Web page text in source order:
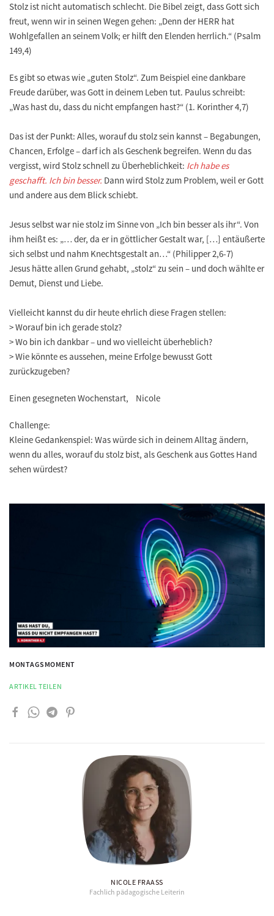
Stolz ist nicht automatisch schlecht. Die Bibel zeigt, dass Gott sich
freut, wenn wir in seinen Wegen gehen: „Denn der HERR hat
Wohlgefallen an seinem Volk; er hilft den Elenden herrlich.“ (Psalm
149,4)
Es gibt so etwas wie „guten Stolz“. Zum Beispiel eine dankbare
Freude darüber, was Gott in deinem Leben tut. Paulus schreibt:
„Was hast du, dass du nicht empfangen hast?“ (1. Korinther 4,7)
Das ist der Punkt: Alles, worauf du stolz sein kannst – Begabungen,
Chancen, Erfolge – darf ich als Geschenk begreifen. Wenn du das
vergisst, wird Stolz schnell zu Überheblichkeit: Ich habe es
geschafft. Ich bin besser. Dann wird Stolz zum Problem, weil er Gott
und andere aus dem Blick schiebt.
Jesus selbst war nie stolz im Sinne von „Ich bin besser als ihr“. Von
ihm heißt es: „… der, da er in göttlicher Gestalt war, […] entäußerte
sich selbst und nahm Knechtsgestalt an…“ (Philipper 2,6-7)
Jesus hätte allen Grund gehabt, „stolz“ zu sein – und doch wählte er
Demut, Dienst und Liebe.
Vielleicht kannst du dir heute ehrlich diese Fragen stellen:
> Worauf bin ich gerade stolz?
> Wo bin ich dankbar – und wo vielleicht überheblich?
> Wie könnte es aussehen, meine Erfolge bewusst Gott
zurückzugeben?
Einen gesegneten Wochenstart, Nicole
Challenge:
Kleine Gedankenspiel: Was würde sich in deinem Alltag ändern,
wenn du alles, worauf du stolz bist, als Geschenk aus Gottes Hand
sehen würdest?
MONTAGSMOMENT
ARTIKEL TEILEN
NICOLE FRAASS
Fachlich pädagogische Leiterin